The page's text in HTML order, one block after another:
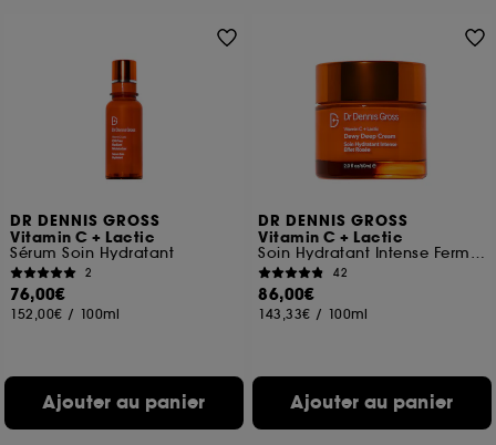
DR DENNIS GROSS
Vitamin C + Lactic
Sérum Soin Hydratant
2
76,00€
152,00€ / 100ml
Ajouter au panier
DR DENNIS GROSS
Vitamin C + Lactic
Soin Hydratant Intense Fermeté Lift
42
86,00€
143,33€ / 100ml
Ajouter au panier